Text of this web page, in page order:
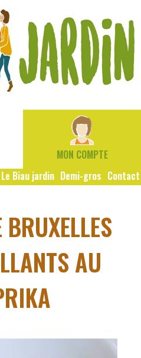
MON COMPTE
Le Biau jardin Demi-gros Contact
AU